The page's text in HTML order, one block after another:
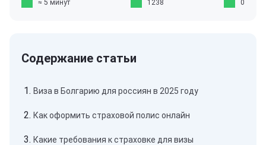
≈ 5 минут 1238 0
Виза в Болгарию для россиян в 2025 году
Как оформить страховой полис онлайн
Какие требования к страховке для визы